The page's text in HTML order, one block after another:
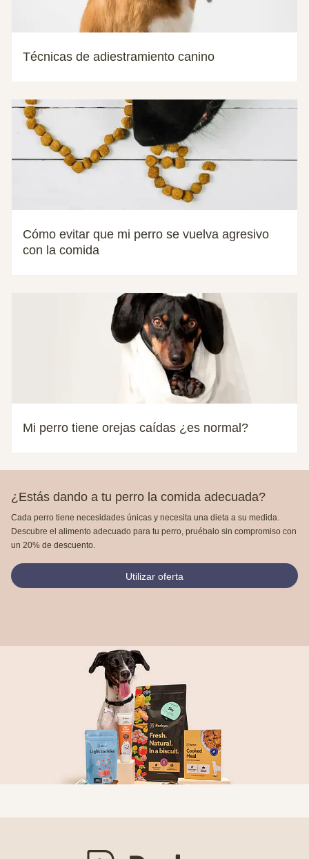
Técnicas de adiestramiento canino
Cómo evitar que mi perro se vuelva agresivo
con la comida
Mi perro tiene orejas caídas ¿es normal?
¿Estás dando a tu perro la comida adecuada?
Cada perro tiene necesidades únicas y necesita una dieta a su medida.
Descubre el alimento adecuado para tu perro, pruébalo sin compromiso con
un 20% de descuento.
Utilizar oferta